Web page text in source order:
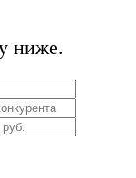
ниже.